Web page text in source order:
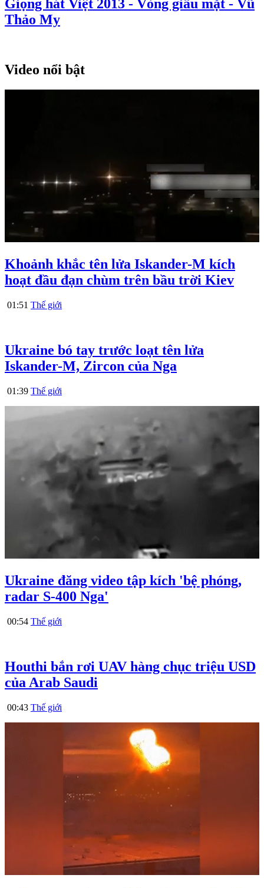
Giọng hát Việt 2013 - Vòng giấu mặt - Vũ
Thảo My
Video nổi bật
Khoảnh khắc tên lửa Iskander-M kích
hoạt đầu đạn chùm trên bầu trời Kiev
01:51 Thế giới
Ukraine bó tay trước loạt tên lửa
Iskander-M, Zircon của Nga
01:39 Thế giới
Ukraine đăng video tập kích 'bệ phóng,
radar S-400 Nga'
00:54 Thế giới
Houthi bắn rơi UAV hàng chục triệu USD
của Arab Saudi
00:43 Thế giới